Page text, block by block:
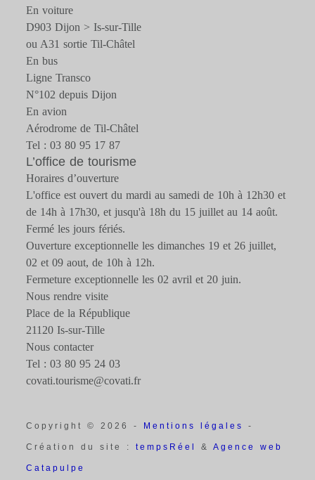
En voiture
D903 Dijon > Is-sur-Tille
ou A31 sortie Til-Châtel
En bus
Ligne Transco
N°102 depuis Dijon
En avion
Aérodrome de Til-Châtel
Tel : 03 80 95 17 87
L’office de tourisme
Horaires d’ouverture
L'office est ouvert du mardi au samedi de 10h à 12h30 et
de 14h à 17h30, et jusqu'à 18h du 15 juillet au 14 août.
Fermé les jours fériés.
Ouverture exceptionnelle les dimanches 19 et 26 juillet,
02 et 09 aout, de 10h à 12h.
Fermeture exceptionnelle les 02 avril et 20 juin.
Nous rendre visite
Place de la République
21120 Is-sur-Tille
Nous contacter
Tel : 03 80 95 24 03
covati.tourisme@covati.fr
Copyright © 2026 - Mentions légales -
Création du site :tempsRéel&Agence web
Catapulpe